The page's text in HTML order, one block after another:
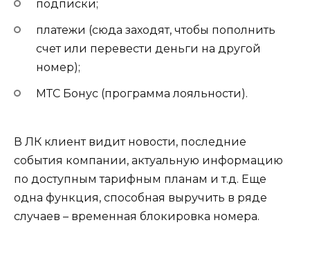
подписки;
платежи (сюда заходят, чтобы пополнить
счет или перевести деньги на другой
номер);
МТС Бонус (программа лояльности).
В ЛК клиент видит новости, последние
события компании, актуальную информацию
по доступным тарифным планам и т.д. Еще
одна функция, способная выручить в ряде
случаев – временная блокировка номера.